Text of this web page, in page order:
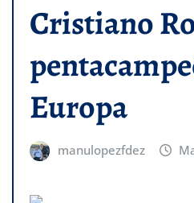
Cristiano
Europa
manulopezfdez